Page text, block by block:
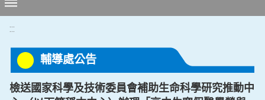
:::
輔導處公告
檢送國家科學及技術委員會補助生命科學研究推動中